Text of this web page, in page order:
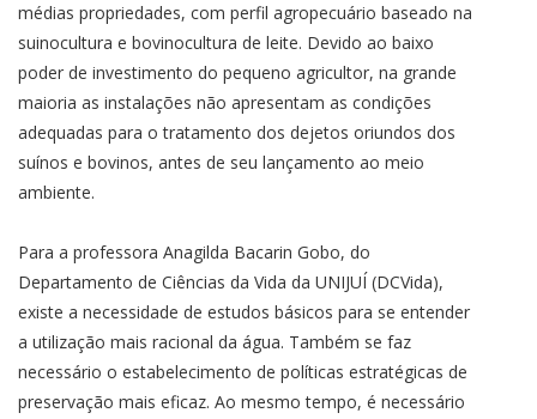
médias propriedades, com perfil agropecuário baseado na
suinocultura e bovinocultura de leite. Devido ao baixo
poder de investimento do pequeno agricultor, na grande
maioria as instalações não apresentam as condições
adequadas para o tratamento dos dejetos oriundos dos
suínos e bovinos, antes de seu lançamento ao meio
ambiente.
Para a professora Anagilda Bacarin Gobo, do
Departamento de Ciências da Vida da UNIJUÍ (DCVida),
existe a necessidade de estudos básicos para se entender
a utilização mais racional da água. Também se faz
necessário o estabelecimento de políticas estratégicas de
preservação mais eficaz. Ao mesmo tempo, é necessário